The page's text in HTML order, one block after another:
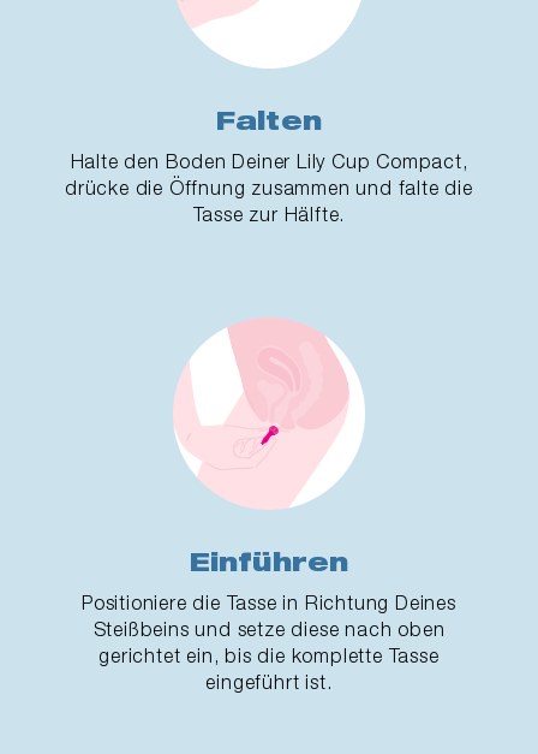
Falten
Halte den Boden Deiner Lily Cup Compact,
drücke die Öffnung zusammen und falte die
Tasse zur Hälfte.
Einführen
Positioniere die Tasse in Richtung Deines
Steißbeins und setze diese nach oben
gerichtet ein, bis die komplette Tasse
eingeführt ist.